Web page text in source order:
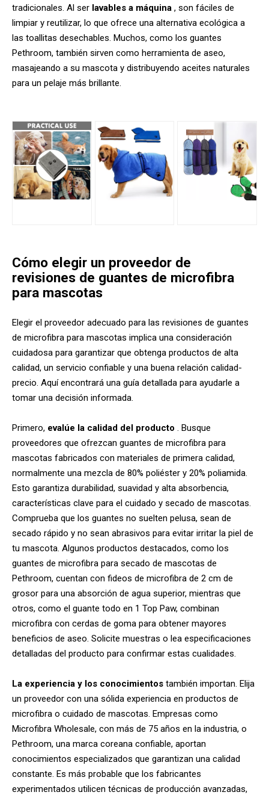
tradicionales. Al ser lavables a máquina , son fáciles de
limpiar y reutilizar, lo que ofrece una alternativa ecológica a
las toallitas desechables. Muchos, como los guantes
Pethroom, también sirven como herramienta de aseo,
masajeando a su mascota y distribuyendo aceites naturales
para un pelaje más brillante.
Cómo elegir un proveedor de
revisiones de guantes de microfibra
para mascotas
Elegir el proveedor adecuado para las revisiones de guantes
de microfibra para mascotas implica una consideración
cuidadosa para garantizar que obtenga productos de alta
calidad, un servicio confiable y una buena relación calidad-
precio. Aquí encontrará una guía detallada para ayudarle a
tomar una decisión informada.
Primero, evalúe la calidad del producto
. Busque
proveedores que ofrezcan guantes de microfibra para
mascotas fabricados con materiales de primera calidad,
normalmente una mezcla de 80% poliéster y 20% poliamida.
Esto garantiza durabilidad, suavidad y alta absorbencia,
características clave para el cuidado y secado de mascotas.
Comprueba que los guantes no suelten pelusa, sean de
secado rápido y no sean abrasivos para evitar irritar la piel de
tu mascota. Algunos productos destacados, como los
guantes de microfibra para secado de mascotas de
Pethroom, cuentan con fideos de microfibra de 2 cm de
grosor para una absorción de agua superior, mientras que
otros, como el guante todo en 1 Top Paw, combinan
microfibra con cerdas de goma para obtener mayores
beneficios de aseo. Solicite muestras o lea especificaciones
detalladas del producto para confirmar estas cualidades.
La experiencia y los conocimientos también importan. Elija
un proveedor con una sólida experiencia en productos de
microfibra o cuidado de mascotas. Empresas como
Microfibra Wholesale, con más de 75 años en la industria, o
Pethroom, una marca coreana confiable, aportan
conocimientos especializados que garantizan una calidad
constante. Es más probable que los fabricantes
experimentados utilicen técnicas de producción avanzadas,